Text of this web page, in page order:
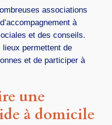
associations
à
et des conseils.
lieux permettent de
et de participer à
une
à domicile